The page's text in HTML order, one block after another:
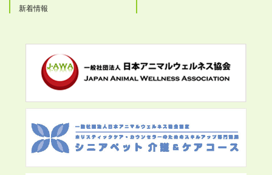
新着情報